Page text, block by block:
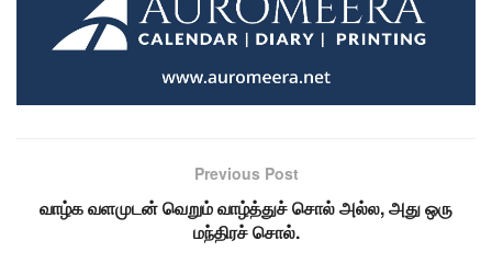
Previous Post
வாழ்க வளமுடன் வெறும் வாழ்த்துச் சொல் அல்ல, அது ஒரு
மந்திரச் சொல்.